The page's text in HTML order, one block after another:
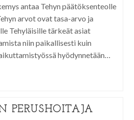
antaa Tehyn päätöksenteolle
arvot ovat tasa-arvo ja
Tehyläisille tärkeät asiat
niin paikallisesti kuin
hyödynnetään…
PERUSHOITAJA